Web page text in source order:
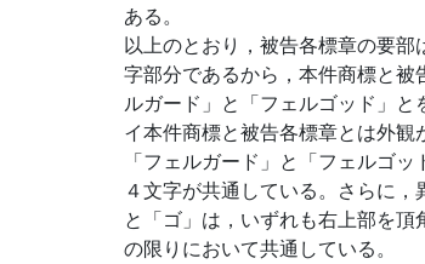
ある。
以上のとおり，被告各標章の要
字部分であるから，本件商標と
ルガード」と「フェルゴッド」と
イ本件商標と被告各標章とは外観
「フェルガード」と「フェルゴ
４文字が共通している。さらに，
と「ゴ」は，いずれも右上部を
の限りにおいて共通している。